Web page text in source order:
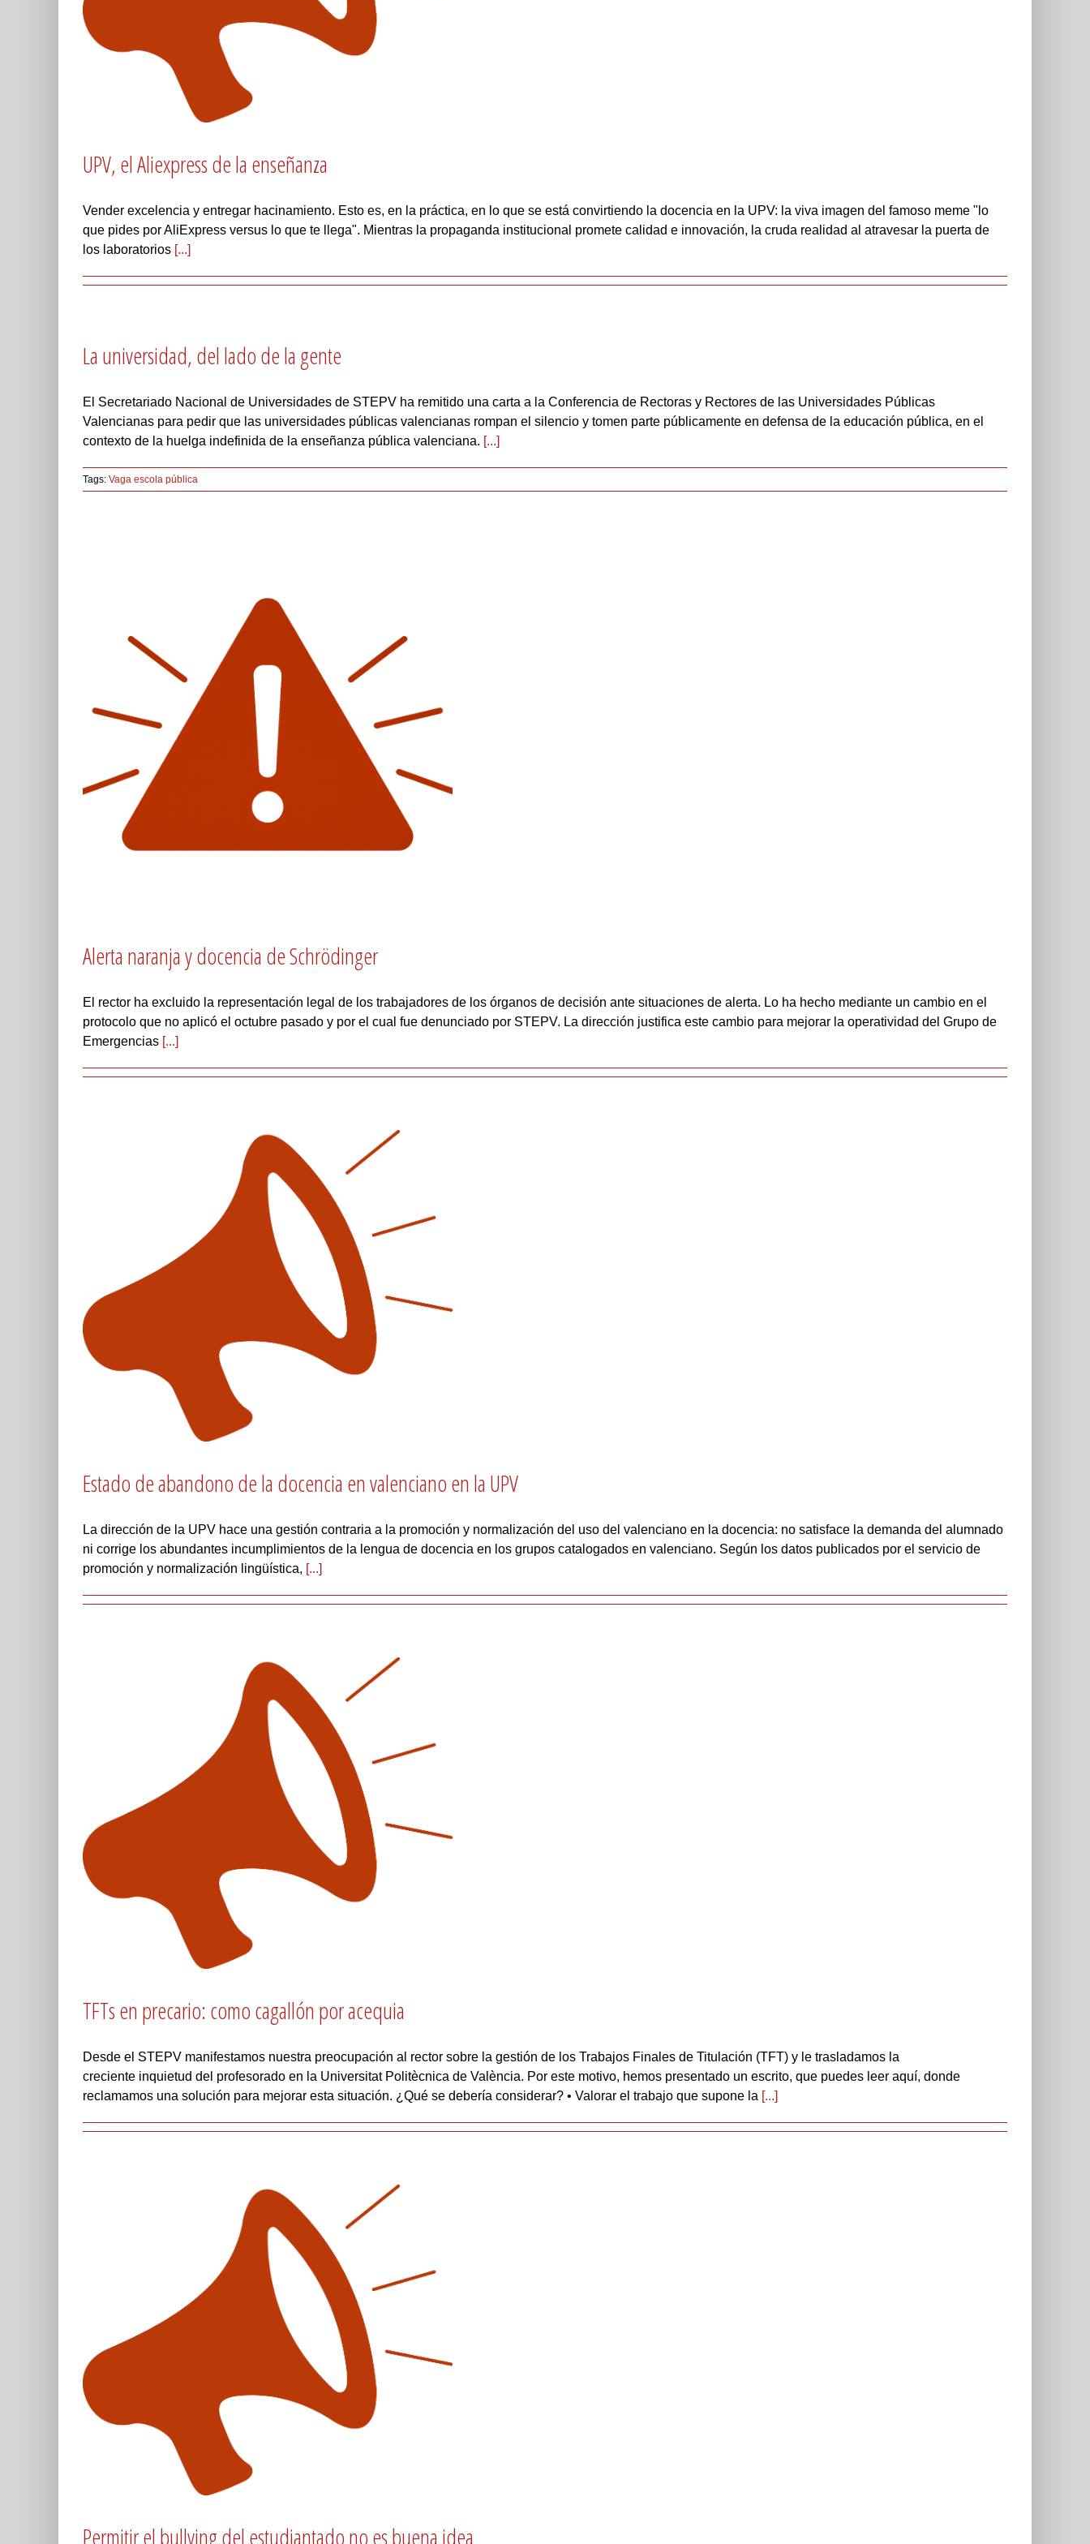
UPV, el Aliexpress de la enseñanza
Vender excelencia y entregar hacinamiento. Esto es, en la práctica, en lo que se está convirtiendo la docencia en la UPV: la viva imagen del famoso meme "lo
que pides por AliExpress versus lo que te llega". Mientras la propaganda institucional promete calidad e innovación, la cruda realidad al atravesar la puerta de
los laboratorios [...]
La universidad, del lado de la gente
El Secretariado Nacional de Universidades de STEPV ha remitido una carta a la Conferencia de Rectoras y Rectores de las Universidades Públicas
Valencianas para pedir que las universidades públicas valencianas rompan el silencio y tomen parte públicamente en defensa de la educación pública, en el
contexto de la huelga indefinida de la enseñanza pública valenciana. [...]
Tags: Vaga escola pública
Alerta naranja y docencia de Schrödinger
El rector ha excluido la representación legal de los trabajadores de los órganos de decisión ante situaciones de alerta. Lo ha hecho mediante un cambio en el
protocolo que no aplicó el octubre pasado y por el cual fue denunciado por STEPV. La dirección justifica este cambio para mejorar la operatividad del Grupo de
Emergencias [...]
Estado de abandono de la docencia en valenciano en la UPV
La dirección de la UPV hace una gestión contraria a la promoción y normalización del uso del valenciano en la docencia: no satisface la demanda del alumnado
ni corrige los abundantes incumplimientos de la lengua de docencia en los grupos catalogados en valenciano. Según los datos publicados por el servicio de
promoción y normalización lingüística, [...]
TFTs en precario: como cagallón por acequia
Desde el STEPV manifestamos nuestra preocupación al rector sobre la gestión de los Trabajos Finales de Titulación (TFT) y le trasladamos la
creciente inquietud del profesorado en la Universitat Politècnica de València. Por este motivo, hemos presentado un escrito, que puedes leer aquí, donde
reclamamos una solución para mejorar esta situación. ¿Qué se debería considerar? • Valorar el trabajo que supone la [...]
Permitir el bullying del estudiantado no es buena idea